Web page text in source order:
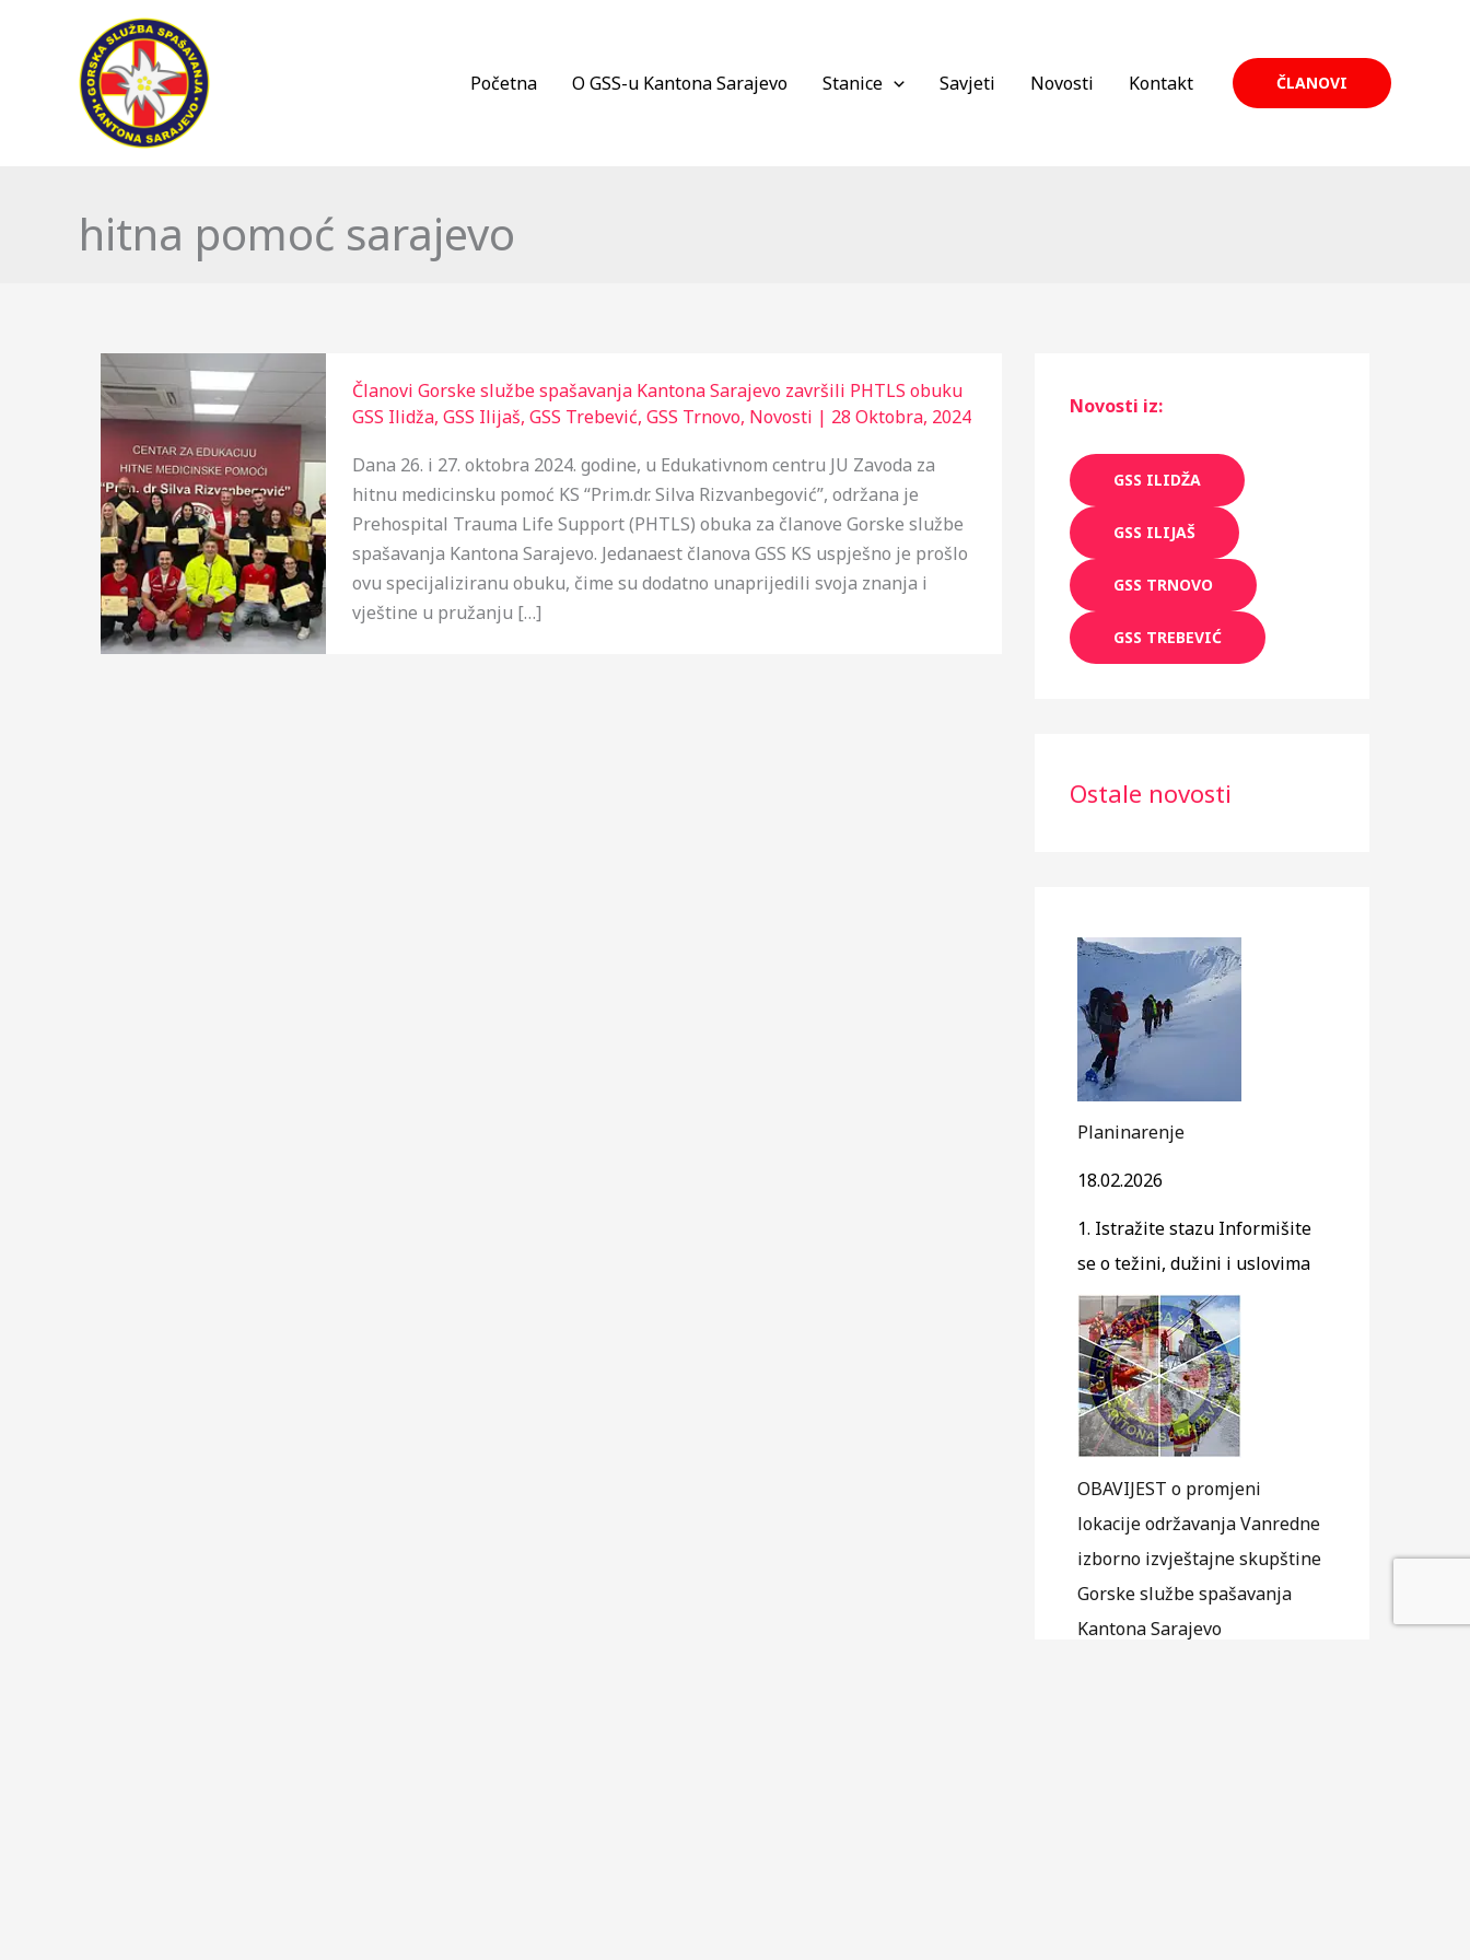
Početna O GSS-u Kantona Sarajevo Stanice Savjeti Novosti Kontakt ČLANOVI
hitna pomoć sarajevo
Članovi Gorske službe spašavanja Kantona Sarajevo završili PHTLS obuku
GSS Ilidža, GSS Ilijaš, GSS Trebević, GSS Trnovo, Novosti | 28 Oktobra, 2024
Dana 26. i 27. oktobra 2024. godine, u Edukativnom centru JU Zavoda za
hitnu medicinsku pomoć KS “Prim.dr. Silva Rizvanbegović”, održana je
Prehospital Trauma Life Support (PHTLS) obuka za članove Gorske službe
spašavanja Kantona Sarajevo. Jedanaest članova GSS KS uspješno je prošlo
ovu specijaliziranu obuku, čime su dodatno unaprijedili svoja znanja i
vještine u pružanju […]
Novosti iz:
GSS ILIDŽA
GSS ILIJAŠ
GSS TRNOVO
GSS TREBEVIĆ
Ostale novosti
Planinarenje
18.02.2026
1. Istražite stazu Informišite
se o težini, dužini i uslovima
OBAVIJEST o promjeni
lokacije održavanja Vanredne
izborno izvještajne skupštine
Gorske službe spašavanja
Kantona Sarajevo